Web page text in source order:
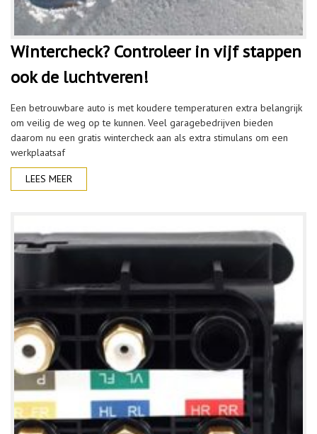
Wintercheck? Controleer in vijf stappen
ook de luchtveren!
Een betrouwbare auto is met koudere temperaturen extra belangrijk
om veilig de weg op te kunnen. Veel garagebedrijven bieden
daarom nu een gratis wintercheck aan als extra stimulans om een
werkplaatsaf
LEES MEER